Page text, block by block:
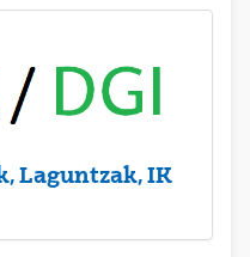
Laguntzak, IK